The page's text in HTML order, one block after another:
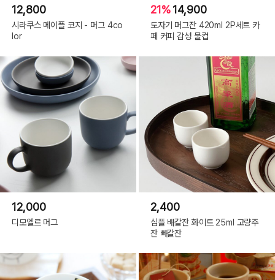
12,800
시라쿠스 메이플 코지 - 머그 4co
lor
21%14,900
도자기 머그잔 420ml 2P세트 카
페 커피 감성 물컵
12,000
디모엘르 머그
2,400
심플 배갈잔 화이트 25ml 고량주
잔 빼갈잔